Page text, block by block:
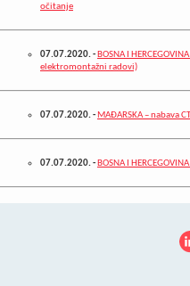
očitanje
07.07.2020.- BOSNA I
elektromontažni radovi)
07.07.2020.- MAĐARSKA – nabava
07.07.2020.- BOSNA I